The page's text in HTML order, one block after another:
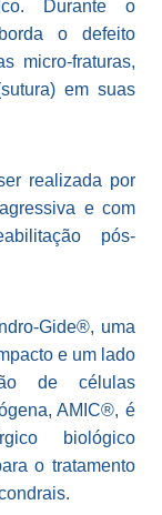
Durante o
o defeito
micro-fraturas,
em suas
realizada por
e com
pós-
Gide®, uma
e um lado
de células
AMIC®, é
biológico
o tratamento